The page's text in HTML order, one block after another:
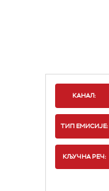
КАНАЛ:
ТИП ЕМИСИЈЕ:
КЉУЧНА РЕЧ: